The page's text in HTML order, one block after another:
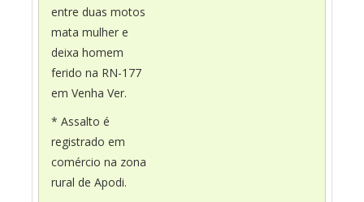
entre duas motos
mata mulher e
deixa homem
ferido na RN-177
em Venha Ver.
* Assalto é
registrado em
comércio na zona
rural de Apodi.